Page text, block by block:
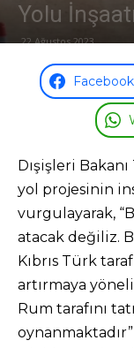
Yolu
22 Ağustos 2023
Facebook
Dışişleri
yol projesinin
vurgulayarak,
atacak değiliz.
Kıbrıs Türk
artırmaya
Rum tarafını